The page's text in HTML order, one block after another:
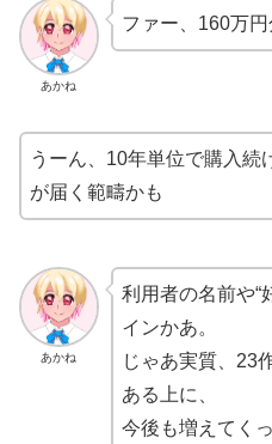
あかね
うーん、10年単位で購入続
が届く範疇かも
あかね
利用者の名前や“
インかあ。
じゃあ実質、23
ある上に、
今後も増えてく